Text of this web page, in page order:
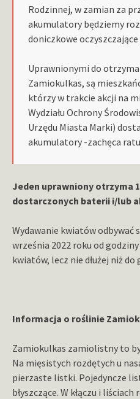
Rodzinnej, w zamian za
akumulatory będziemy
doniczkowe
Uprawnionymi do
Zamiokulkas, są
którzy w trakcie akcji na
Wydziału Ochrony
Urzędu Miasta Marki)
akumulatory -zachęca
Jeden uprawniony otrzyma
dostarczonych baterii i/lub
Wydawanie kwiatów odbywać
września 2022 roku od
kwiatów, lecz nie dłużej niż do
Informacja o roślinie
Zamiokulkas zamiolistny to
Na mięsistych rozdętych u
pierzaste listki. Pojedyncze
błyszczące. W kłączu i